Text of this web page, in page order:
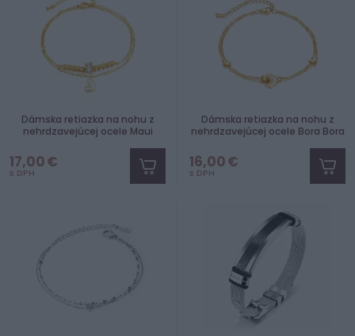
Dámska retiazka na nohu z
nehrdzavejúcej ocele Maui
17,00 €
s DPH
Dámska retiazka na nohu z
nehrdzavejúcej ocele Bora Bora
16,00 €
s DPH